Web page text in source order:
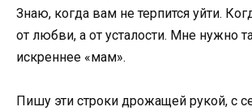
Знаю, когда вам не терпится уйти.
от любви, а от усталости. Мне нужно
искреннее «мам».
Пишу эти строки дрожащей рукой, с